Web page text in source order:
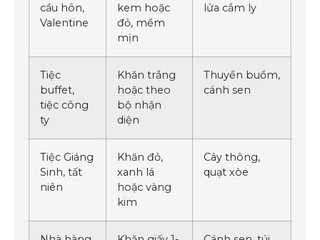
cầu hôn,
Valentine
kem hoặc
đỏ, mềm
mịn
lửa cắm ly
Tiệc
buffet,
tiệc công
ty
Khăn trắng
hoặc theo
bộ nhận
diện
Thuyền buồm,
cánh sen
Tiệc Giáng
Sinh, tất
niên
Khăn đỏ,
xanh lá
hoặc vàng
kim
Cây thông,
quạt xòe